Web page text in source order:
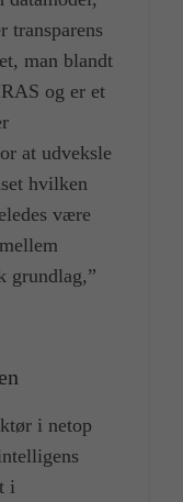
transparens
man blandt
og er et
at udveksle
hvilken
være
grundlag,”
i netop
i